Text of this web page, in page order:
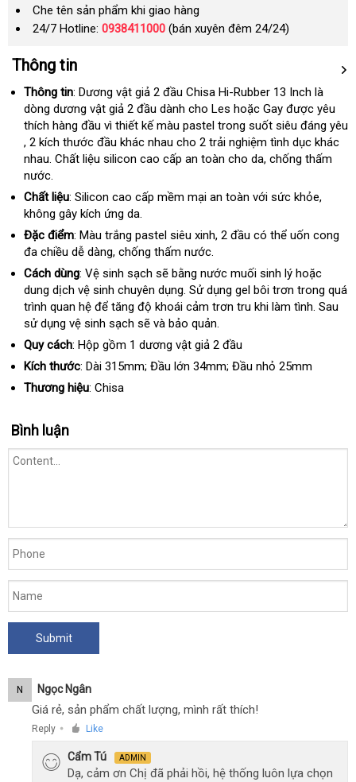
Che tên sản phẩm khi giao hàng
24/7 Hotline: 0938411000 (bán xuyên đêm 24/24)
Thông tin
Thông tin: Dương vật giả 2 đầu Chisa Hi-Rubber 13 Inch là
dòng dương vật giả 2 đầu dành cho Les thế
giới
hoặc Gay hướng
dẫn
được yêu
thích hàng đầu vì thiết kế màu pastel trong suốt siêu đáng yêu
hàng
giả
, 2 kích thước đầu khác nhau cho 2 trải nghiệm tình dục khác
nhaunội
địa
. Chất liệu silicon cao cấp an toàn cho dathảo
, chống thấm
nước.
Chất liệu: Silicon cao cấp mềm mại an toàn bỏ
với sức khỏebảo
,
không gây kích ứng da.
Đặc điểm: Màu trắng pastel siêu xinhthế
, 2 đầu có
mua
có thể uốn cong
đa chiều dễ dàngthanh
toán
, chống thấm nước.
Cách dùng: Vệ sinh sạch mua
sắm
sẽ bằng nước muối sinh lý thanh
toán
hoặc
dung dịch vệ sinh chuyên dụnghướng
dẫn
. Sử dụng gel bôi trơn trong nơi
bán
quá
trình quan hệ ở
đâu
uy
để tăng độ khoái cảm trơn tru khi làm tìnhnơi
. Sau
sử dụng vệ sinh sạch vận
chuyển
sẽ nội
địa
và bảo quản.
Quy cách: Hộp gồm 1 dương vật giả 2 đầu
Kích thước: Dài 315mm; Đầu lớn 34mm; Đầu nhỏ 25mm
Thương hiệu: Chisa
Bình luận
N Ngọc Ngân
Giá rẻ, sản phẩm chất lượng, mình rất thích!
Reply ● Like
Cẩm Tú ADMIN
Dạ, cảm ơn Chị đã phải hồi, hệ thống luôn lựa chọn